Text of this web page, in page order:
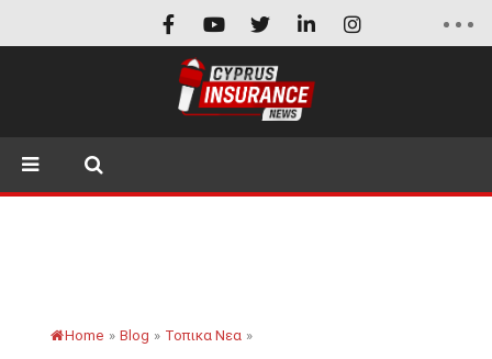
Home » Blog » Τοπικα Νεα »